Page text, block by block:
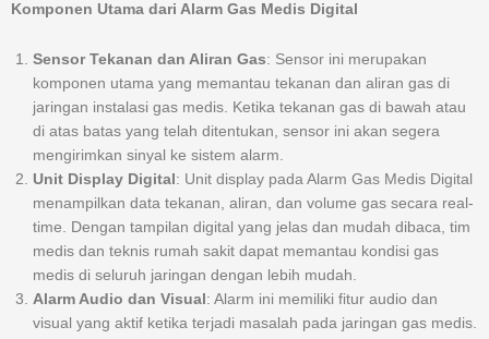
Komponen Utama dari Alarm Gas Medis Digital
Sensor Tekanan dan Aliran Gas: Sensor ini merupakan
komponen utama yang memantau tekanan dan aliran gas di
jaringan instalasi gas medis. Ketika tekanan gas di bawah atau
di atas batas yang telah ditentukan, sensor ini akan segera
mengirimkan sinyal ke sistem alarm.
Unit Display Digital : Unit display pada Alarm Gas Medis Digital
menampilkan data tekanan, aliran, dan volume gas secara real-
time. Dengan tampilan digital yang jelas dan mudah dibaca, tim
medis dan teknis rumah sakit dapat memantau kondisi gas
medis di seluruh jaringan dengan lebih mudah.
Alarm Audio dan Visual : Alarm ini memiliki fitur audio dan
visual yang aktif ketika terjadi masalah pada jaringan gas medis.